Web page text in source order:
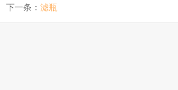
下一条： 滤瓶